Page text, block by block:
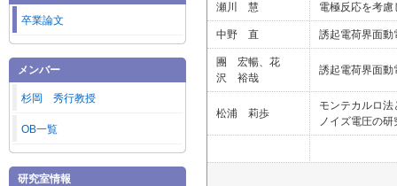
卒業論文
メンバー
杉岡 秀行教授
OB一覧
研究室情報
瀬川 慧 電極反応を考
中野 直 誘起電荷界面動
團 宏暢、花
沢 裕哉
誘起電荷界面動
松浦 莉歩
モンテカルロ
ノイズ電圧の研